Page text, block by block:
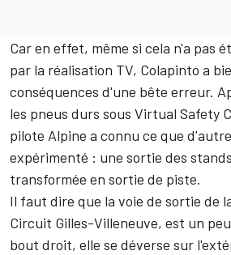
Car en effet, même si cela n'a pas
par la réalisation TV, Colapinto a
conséquences d'une bête erreur.
les pneus durs sous Virtual Safety
pilote Alpine a connu ce que
expérimenté : une sortie des
transformée en sortie de piste.
Il faut dire que la voie de sortie de
Circuit Gilles-Villeneuve, est un
bout droit, elle se déverse sur